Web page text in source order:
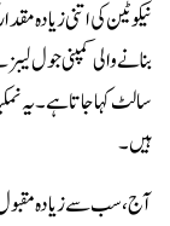
نیکوٹین کی اتنی زیادہ
سالٹ کہا جاتا ہے۔ یہ
ہیں۔
آج، سب سے زیادہ مقبول